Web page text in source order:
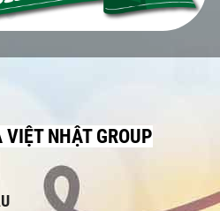
NHẬT GROUP